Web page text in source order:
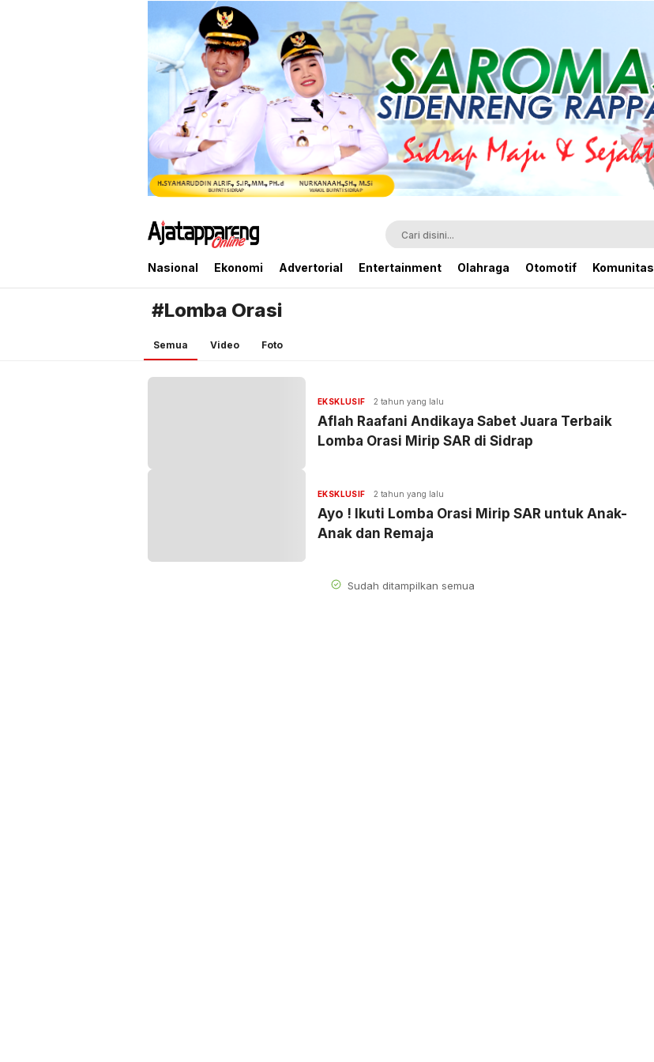
Ajatappareng Online
Media Terpercaya Anda
Nasional Ekonomi Advertorial Entertainment Olahraga Otomotif Komunitas
#Lomba Orasi
Semua Video Foto
EKSKLUSIF 2 tahun yang lalu
Aflah Raafani Andikaya Sabet Juara Terbaik
Lomba Orasi Mirip SAR di Sidrap
EKSKLUSIF 2 tahun yang lalu
Ayo ! Ikuti Lomba Orasi Mirip SAR untuk Anak-
Anak dan Remaja
Sudah ditampilkan semua